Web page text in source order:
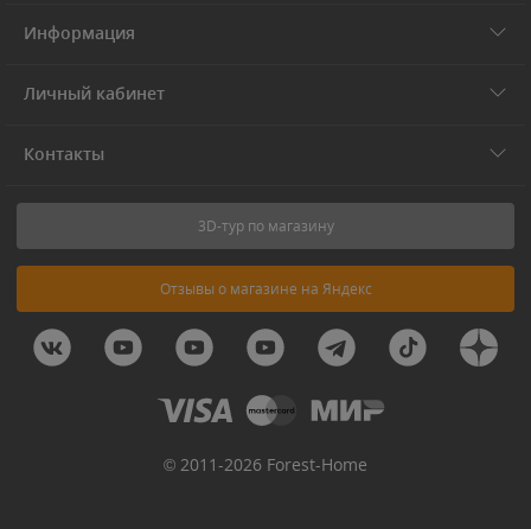
Информация
Личный кабинет
Контакты
3D-тур по магазину
Отзывы о магазине на Яндекс
© 2011-2026 Forest-Home